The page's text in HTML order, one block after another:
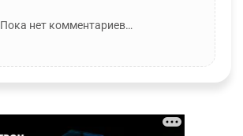
Пока нет комментариев…